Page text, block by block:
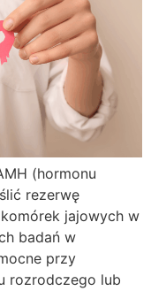
(hormonu
rezerwę
jajowych w
badań w
przy
rozrodczego lub